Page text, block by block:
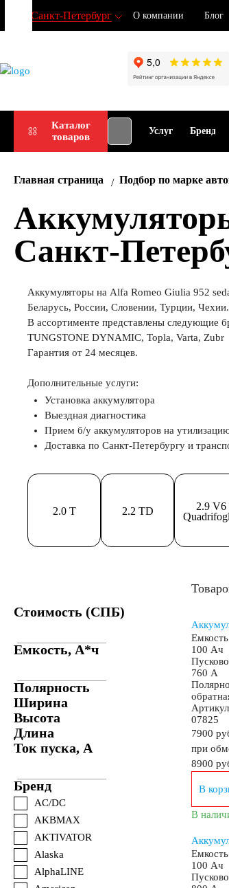
Санкт-Петербург О компании Блог
Каталог
товаров
Подбор
АКБ
Услуги Бренды
Главная страница Подбор по марке
Санкт-
Аккумуляторы на Alfa Romeo Giulia 952
Беларусь, России, Словении, Турции, Чехии.
В ассортименте представлены следующие
TUNGSTONE DYNAMIC, Topla, Varta, Zubr
Гарантия от 24 месяцев.
Дополнительные услуги:
Установка аккумулятора
Выездная диагностика
Прием б/у аккумуляторов на
Доставка по Санкт-Петербургу и
2.0 T 2.2 TD
2.9 V6
Стоимость (СПБ)
Емкость, А*ч
Полярность
Ширина
Высота
Длина
Ток пуска, А
Бренд
AC/DC
AKBMAX
AKTIVATOR
Alaska
AlphaLINE
Емкость
100 Ач
760 А
Артикул
07825
7900
при
8900
В
В
Емкость
100 Ач